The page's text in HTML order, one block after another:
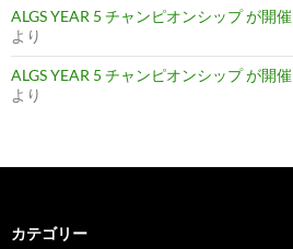
ALGS YEAR 5 チャンピオンシップ が開催
より
ALGS YEAR 5 チャンピオンシップ が開催
より
カテゴリー